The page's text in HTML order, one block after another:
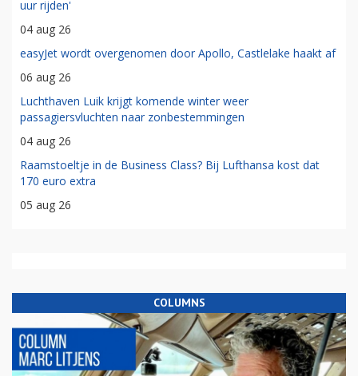
uur rijden'
04 aug 26
easyJet wordt overgenomen door Apollo, Castlelake haakt af
06 aug 26
Luchthaven Luik krijgt komende winter weer
passagiersvluchten naar zonbestemmingen
04 aug 26
Raamstoeltje in de Business Class? Bij Lufthansa kost dat
170 euro extra
05 aug 26
COLUMNS